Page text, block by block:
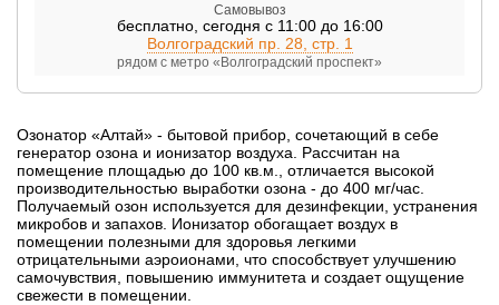
Самовывоз
бесплатно, сегодня с 11:00 до 16:00
Волгоградский пр. 28, стр. 1
рядом с метро «Волгоградский проспект»
Озонатор «Алтай» - бытовой прибор, сочетающий в себе
генератор озона и ионизатор воздуха. Рассчитан на
помещение площадью до 100 кв.м., отличается высокой
производительностью выработки озона - до 400 мг/час.
Получаемый озон используется для дезинфекции, устранения
микробов и запахов. Ионизатор обогащает воздух в
помещении полезными для здоровья легкими
отрицательными аэроионами, что способствует улучшению
самочувствия, повышению иммунитета и создает ощущение
свежести в помещении.